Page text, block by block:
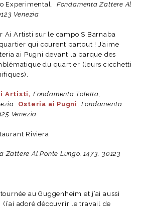
Experimental, Fondamenta Zattere Al
Venezia
Ai Artisti sur le campo S.Barnaba
qui courent partout ! J’aime
ai Pugni devant la barque des
du quartier (leurs cicchetti
Artisti, Fondamenta Toletta,
Osteria ai Pugni , Fondamenta
Venezia
Riviera
Zattere Al Ponte Lungo, 1473, 30123
au Guggenheim et j’ai aussi
(j’ai adoré découvrir le travail de